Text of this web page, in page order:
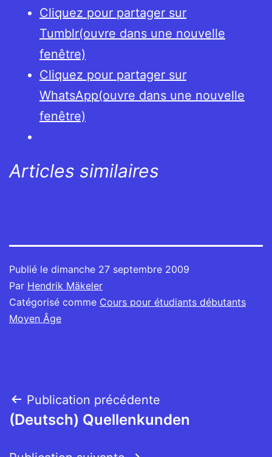
Cliquez pour partager sur
Tumblr(ouvre dans une nouvelle
fenêtre)
Cliquez pour partager sur
WhatsApp(ouvre dans une nouvelle
fenêtre)
Articles similaires
Publié le dimanche 27 septembre 2009
Par Hendrik Mäkeler
Catégorisé comme Cours pour étudiants débutants
Moyen Âge
Navigation
de
Publication précédente
(Deutsch) Quellenkunden